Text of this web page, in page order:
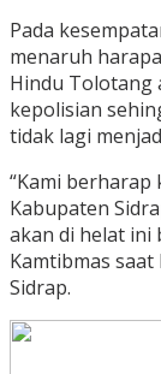
Pada
menaruh
Hindu Tolotang
kepolisian
tidak lagi
“Kami
Kabupaten
akan di helat ini
Kamtibmas saat
Sidrap.